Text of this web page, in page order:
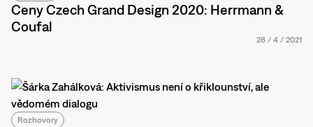
Ceny Czech Grand Design 2020: Herrmann &
Coufal
28 / 4 / 2021
Rozhovory